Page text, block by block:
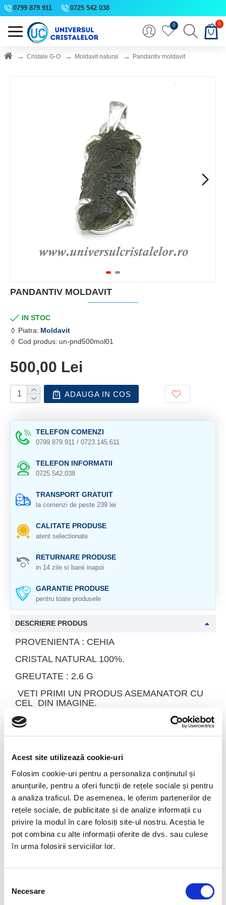
Acest site utilizează cookie-uri
Folosim cookie-uri pentru a personaliza conținutul și
anunțurile, pentru a oferi funcții de rețele sociale și pentru
a analiza traficul. De asemenea, le oferim partenerilor de
rețele sociale, de publicitate și de analize informații cu
privire la modul în care folosiți site-ul nostru. Aceștia le
pot combina cu alte informații oferite de dvs. sau culese
în urma folosirii serviciilor lor.
consimțământului
Necesare
0799 879 911 0725 542 038
0 0
Cristale G-O Moldavit natural Pandantiv moldavit
PANDANTIV MOLDAVIT
IN STOC
Piatra: Moldavit
Cod produs: un-pnd500mol01
500,00 Lei
ADAUGA IN COS
TELEFON COMENZI
0799.879.911 / 0723.145.611
TELEFON INFORMATII
0725.542.038
TRANSPORT GRATUIT
la comenzi de peste 239 lei
CALITATE PRODUSE
atent selectionate
RETURNARE PRODUSE
in 14 zile si banii inapoi
GARANTIE PRODUSE
pentru toate produsele
DESCRIERE PRODUS
PROVENIENTA : CEHIA
CRISTAL NATURAL 100%.
GREUTATE : 2.6 G
VETI PRIMI UN PRODUS ASEMANATOR CU
CEL DIN IMAGINE.
POZELE SUNT REALIZATE CU APARAT
PROFESIONAL SUB LUMINA ALBA.
DE REZOLUTIA
DUMNEAVOASTRA.
NUMELE : ORIGINEA NUMELUI VINE DE LA
VALEA RAULUI MOLDAU DIN CEHIA
COMPOZITIE CHIMICA : STICLA NATURALA
DE SILICATI ( 75 % ) + AL, FE, CA, NA, K, MG,
TI, MN
LUCIU